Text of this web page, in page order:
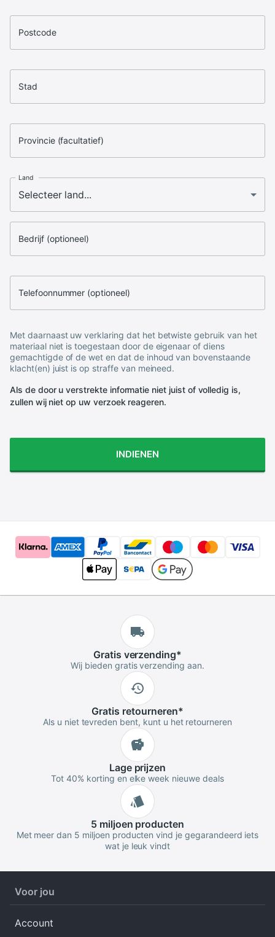
Postcode
Stad
Provincie (facultatief)
Land
Bedrijf (optioneel)
Telefoonnummer (optioneel)
Met daarnaast uw verklaring dat het betwiste gebruik van het
materiaal niet is toegestaan door de eigenaar of diens
gemachtigde of de wet en dat de inhoud van bovenstaande
klacht(en) juist is op straffe van meineed.
Als de door u verstrekte informatie niet juist of volledig is,
zullen wij niet op uw verzoek reageren.
INDIENEN
Gratis verzending*
Wij bieden gratis verzending aan.
Gratis retourneren*
Als u niet tevreden bent, kunt u het retourneren
Lageprijzen
Tot 40% korting en elke week nieuwe deals
5 miljoen producten
Met meer dan 5 miljoen producten vind je gegarandeerd iets
wat je leuk vindt
Voor jou
Account